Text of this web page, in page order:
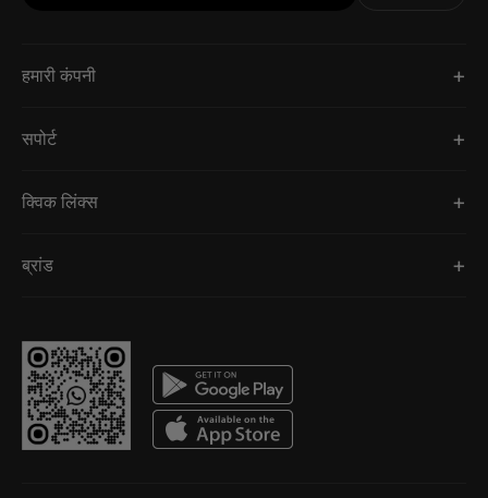
हमारी कंपनी
सपोर्ट
क्विक लिंक्स
ब्रांड